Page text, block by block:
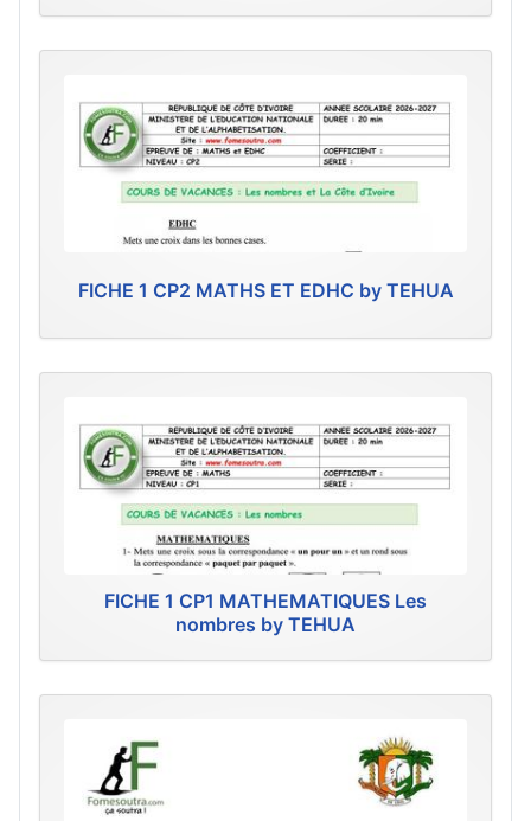
FICHE 1 CP2 MATHS ET EDHC by TEHUA
FICHE 1 CP1 MATHEMATIQUES Les
nombres by TEHUA